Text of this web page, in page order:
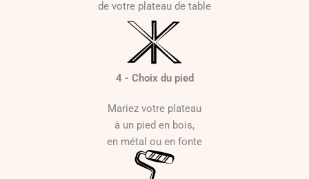
de votre plateau de table
4 - Choix du pied
Mariez votre plateau
à un pied en bois,
en métal ou en fonte